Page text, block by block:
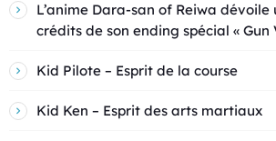
L’anime Dara-san of Reiwa dévoile
crédits de son ending spécial « Gun
Kid Pilote – Esprit de la course
Kid Ken – Esprit des arts martiaux